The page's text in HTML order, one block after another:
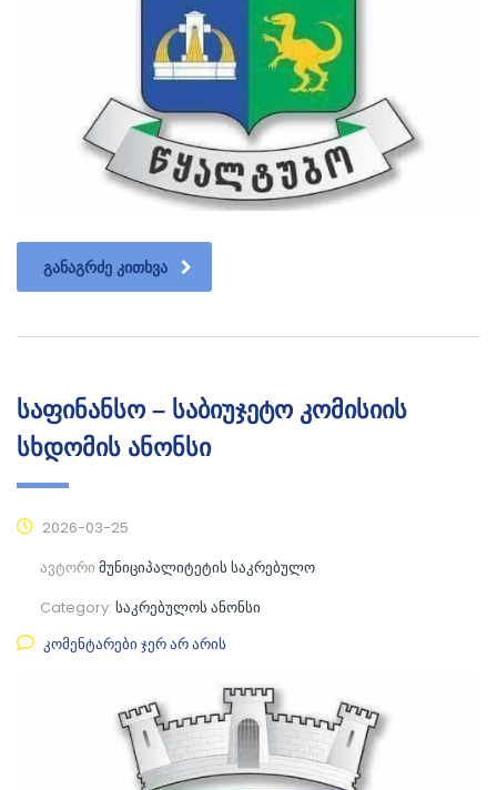
ᲒᲐᲜᲐᲒᲠᲫᲔ ᲙᲘᲗᲮᲕᲐ
საფინანსო – საბიუჯეტო კომისიის
სხდომის ანონსი
2026-03-25
ავტორი მუნიციპალიტეტის საკრებულო
Category: საკრებულოს ანონსი
კომენტარები ჯერ არ არის